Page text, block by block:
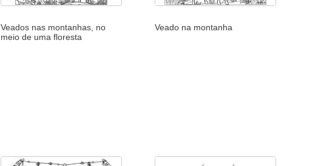
Veados nas montanhas, no
meio de uma floresta
Veado na montanha